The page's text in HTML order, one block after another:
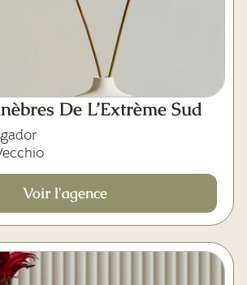
De L’Extrème Sud
Voir l'agence